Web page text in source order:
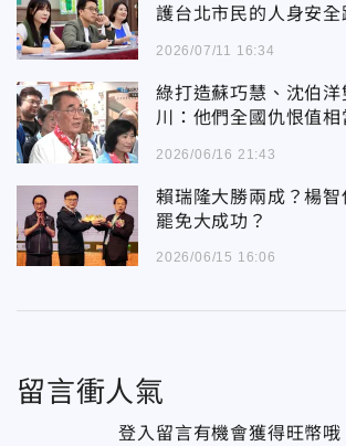
護台北市民的人身安全
2026/07/11 16:34
綠打造蘇巧慧、沈伯
川：他們全國仇恨值相
2026/06/16 21:43
賴瑞隆大勝兩成？楊
罷免大成功？
2026/06/15 16:06
留言衝人氣
登入留言有機會獲得旺幣哦